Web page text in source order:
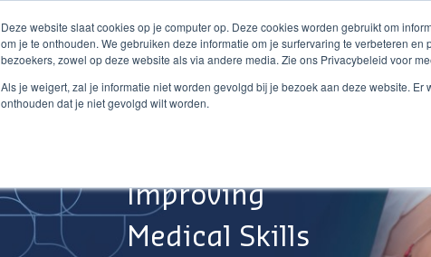
Deze website slaat cookies op je computer op. Deze cookies worden gebruikt om
om je te onthouden. We gebruiken deze informatie om je surfervaring te verbeteren
bezoekers, zowel op deze website als via andere media. Zie ons Privacybeleid voor
Als je weigert, zal je informatie niet worden gevolgd bij je bezoek aan deze website.
onthouden dat je niet gevolgd wilt worden.
Improving
Medical Skills